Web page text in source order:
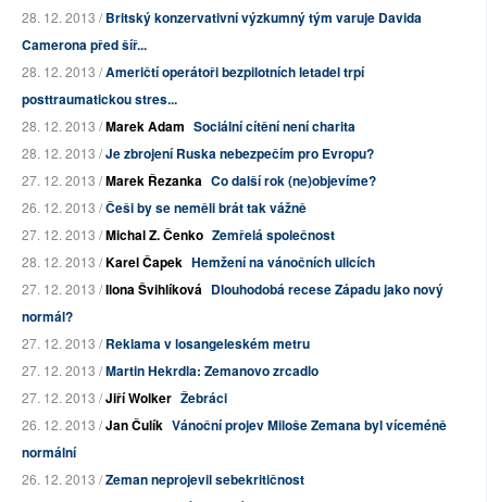
28. 12. 2013 /Britský konzervativní výzkumný tým varuje Davida
Camerona před šíř...
28. 12. 2013 /Američtí operátoři bezpilotních letadel trpí
posttraumatickou stres...
28. 12. 2013 /Marek Adam Sociální cítění není charita
28. 12. 2013 /Je zbrojení Ruska nebezpečím pro Evropu?
27. 12. 2013 /Marek Řezanka Co další rok (ne)objevíme?
26. 12. 2013 /Češi by se neměli brát tak vážně
27. 12. 2013 /Michal Z. Čenko Zemřelá společnost
28. 12. 2013 /Karel Čapek Hemžení na vánočních ulicích
27. 12. 2013 /Ilona Švihlíková Dlouhodobá recese Západu jako nový
normál?
27. 12. 2013 /Reklama v losangeleském metru
27. 12. 2013 /Martin Hekrdla: Zemanovo zrcadlo
27. 12. 2013 /Jiří Wolker Žebráci
26. 12. 2013 /Jan Čulík Vánoční projev Miloše Zemana byl víceméně
normální
26. 12. 2013 /Zeman neprojevil sebekritičnost